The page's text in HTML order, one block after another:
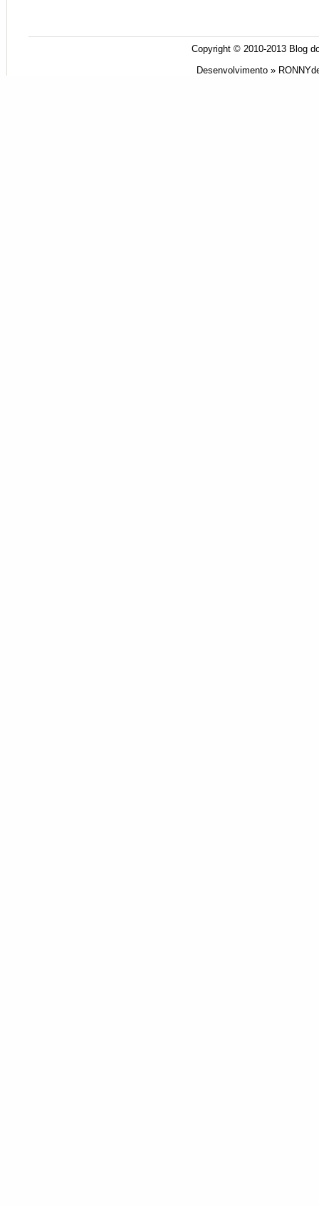
Copyright © 2010-2013 Blog
Desenvolvimento »